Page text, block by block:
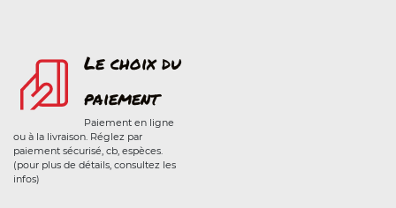
Le choix du
paiement
Paiement en ligne
ou à la livraison. Réglez par
paiement sécurisé, cb, espèces.
(pour plus de détails, consultez les
infos)